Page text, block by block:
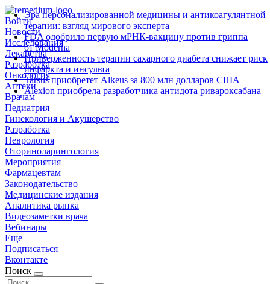
Войти
Новости
Исследования
Лекарства
Разработка
Онкология
Аптеки
Врачам
Педиатрия
Гинекология и Акушерство
Разработка
Неврология
Оториноларингология
Мероприятия
Фармацевтам
Законодательство
Медицинские издания
Аналитика рынка
Видеозаметки врача
Вебинары
Еще
Подписаться
Вконтакте
Поиск
Эра персонализированной медицины и антикоагулянтной
терапии: взгляд мирового эксперта
FDA одобрило первую мРНК‑вакцину против гриппа
от Moderna
Приверженность терапии сахарного диабета снижает риск
инфаркта и инсульта
Tarsus приобретет Alkeus за 800 млн долларов США
Alexion приобрела разработчика антидота ривароксабана